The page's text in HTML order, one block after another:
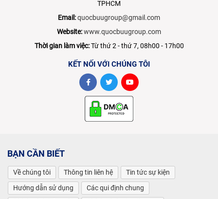
TPHCM
Email:quocbuugroup@gmail.com
Website:www.quocbuugroup.com
Thời gian làm việc:Từ thứ 2 - thứ 7, 08h00 - 17h00
KẾT NỐI VỚI CHÚNG TÔI
BẠN CẦN BIẾT
Về chúng tôi Thông tin liên hệ
Tin tức sự kiện
Hướng dẫn sử dụng
Các qui định chung